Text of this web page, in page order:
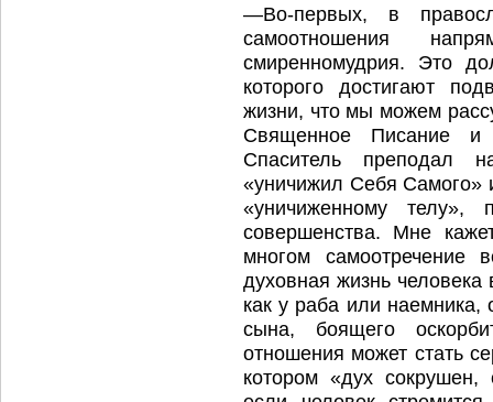
—Во-первых, в
самоотношения
смиренномудрия. Это
которого достигают
жизни, что мы можем
Священное Писание и
Спаситель преподал
«уничижил Себя Самого»
«уничиженному телу»,
совершенства. Мне
многом самоотречение
духовная жизнь
как у раба или
сына, боящего
отношения может стать
котором «дух